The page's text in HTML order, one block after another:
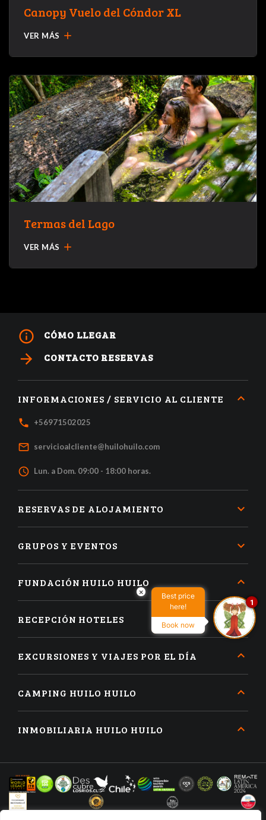
Canopy Vuelo del Cóndor XL
VER MÁS add
Termas del Lago
VER MÁS add
info_outline CÓMO LLEGAR
arrow_forward CONTACTO RESERVAS
INFORMACIONES / SERVICIO AL CLIENTE
local_phone +56971502025
mail_outline servicioalcliente@huilohuilo.com
access_time Lun. a Dom. 09:00 - 18:00 horas.
RESERVAS DE ALOJAMIENTO
GRUPOS Y EVENTOS
FUNDACIÓN HUILO HUILO
RECEPCIÓN HOTELES
EXCURSIONES Y VIAJES POR EL DÍA
CAMPING HUILO HUILO
INMOBILIARIA HUILO HUILO
×
Best price
here!
Book now
1